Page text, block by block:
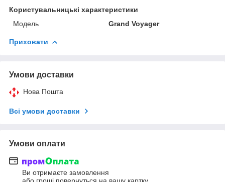
Користувальницькі характеристики
Мoдель
Grand Voyager
Приховати
Умови доставки
Нова Пошта
Всі умови доставки
Умови оплати
Ви отримаєте замовлення